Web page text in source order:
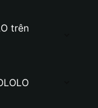
trên